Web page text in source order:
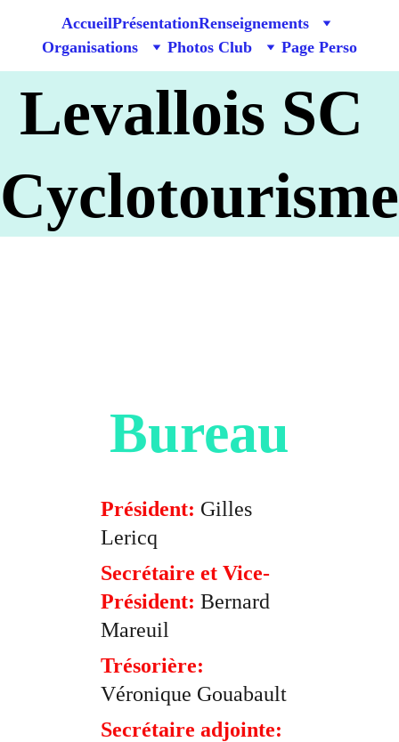
AccueilPrésentationRenseignements
Organisations
Photos Club Page Perso
Levallois SC
Cyclotourisme
Bureau
Président: Gilles
Lericq
Secrétaire et Vice-
Président: Bernard
Mareuil
Trésorière:
Véronique Gouabault
Secrétaire adjointe: